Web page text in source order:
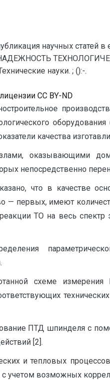
научных статей
науки. ; ():-.
CC BY-ND
качества
оказывающими
непосредственно
что в качестве
первых, имеют
ТО на весь
схеме
ПТД шпинделя с
[2].
и тепловых
учетом возможных